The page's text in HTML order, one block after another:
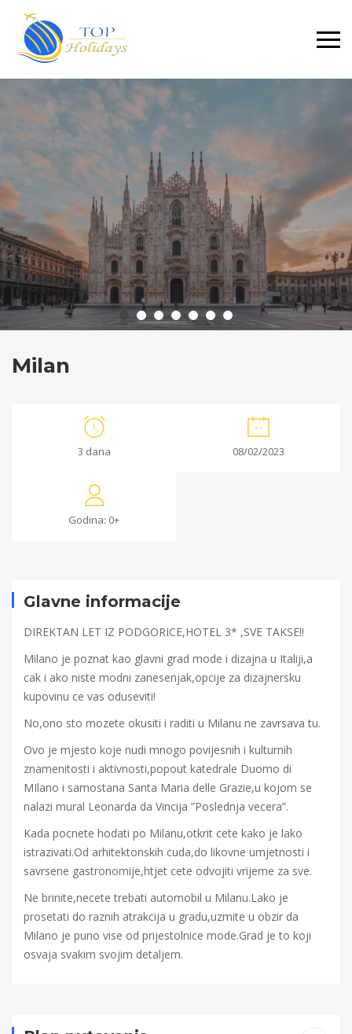
Primary
Menu
Milan
3 dana 08/02/2023
Godina: 0+
Milan
Glavne informacije
DIREKTAN LET IZ PODGORICE,HOTEL 3* ,SVE TAKSE!!
Milano je poznat kao glavni grad mode i dizajna u Italiji,a
cak i ako niste modni zanesenjak,opcije za dizajnersku
kupovinu ce vas oduseviti!
No,ono sto mozete okusiti i raditi u Milanu ne zavrsava tu.
Ovo je mjesto koje nudi mnogo povijesnih i kulturnih
znamenitosti i aktivnosti,popout katedrale Duomo di
MIlano i samostana Santa Maria delle Grazie,u kojom se
nalazi mural Leonarda da Vincija ”Poslednja vecera”.
Kada pocnete hodati po Milanu,otkrit cete kako je lako
istrazivati.Od arhitektonskih cuda,do likovne umjetnosti i
savrsene gastronomije,htjet cete odvojiti vrijeme za sve.
Ne brinite,necete trebati automobil u Milanu.Lako je
prosetati do raznih atrakcija u gradu,uzmite u obzir da
Milano je puno vise od prijestolnice mode.Grad je to koji
osvaja svakim svojim detaljem.